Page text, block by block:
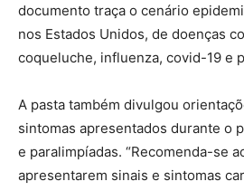
documento traça o cenário
nos Estados Unidos, de doenças
coqueluche, influenza, covid-19 e
A pasta também divulgou
sintomas apresentados durante o
e paralimpíadas. “Recomenda-se
apresentarem sinais e sintomas